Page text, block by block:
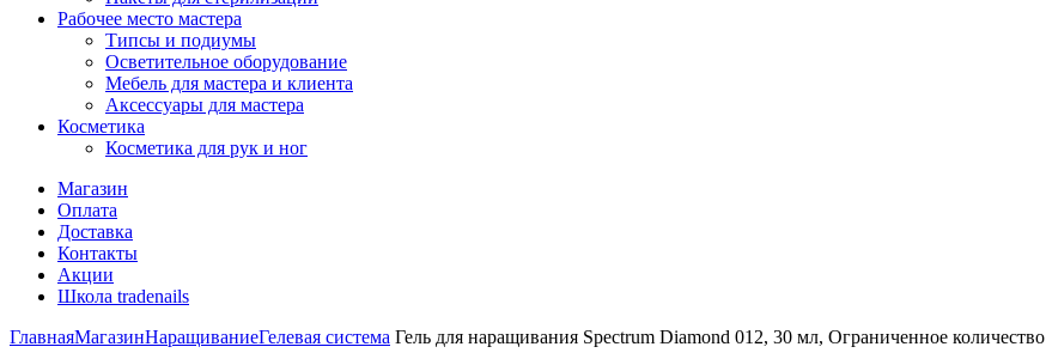
Рабочее место мастера
Типсы и подиумы
Осветительное оборудование
Мебель для мастера и клиента
Аксессуары для мастера
Косметика
Косметика для рук и ног
Магазин
Оплата
Доставка
Контакты
Акции
Школа tradenails
ГлавнаяМагазинНаращиваниеГелевая система Гель для наращивания Spectrum Diamond 012, 30 мл, Ограниченное количество